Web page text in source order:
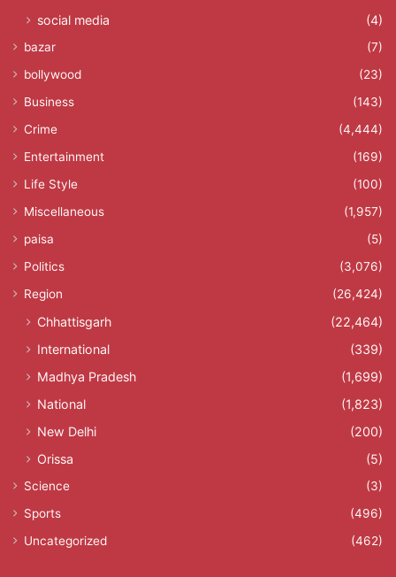
social media (4)
bazar
(7)
bollywood
(23)
Business
(143)
Crime
(4,444)
Entertainment
(169)
Life Style
(100)
Miscellaneous
(1,957)
paisa
(5)
Politics
(3,076)
Region
(26,424)
Chhattisgarh
(22,464)
International
(339)
Madhya Pradesh
(1,699)
National
(1,823)
New Delhi
(200)
Orissa
(5)
Science
(3)
Sports
(496)
Uncategorized
(462)